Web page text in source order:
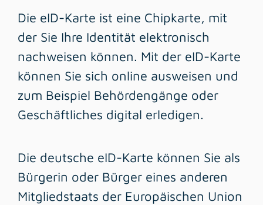
Die eID-Karte ist eine Chipkarte, mit
der Sie Ihre Identität elektronisch
nachweisen können. Mit der eID-Karte
können Sie sich online ausweisen und
zum Beispiel Behördengänge oder
Geschäftliches digital erledigen.
Die deutsche eID-Karte können Sie als
Bürgerin oder Bürger eines anderen
Mitgliedstaats der Europäischen Union